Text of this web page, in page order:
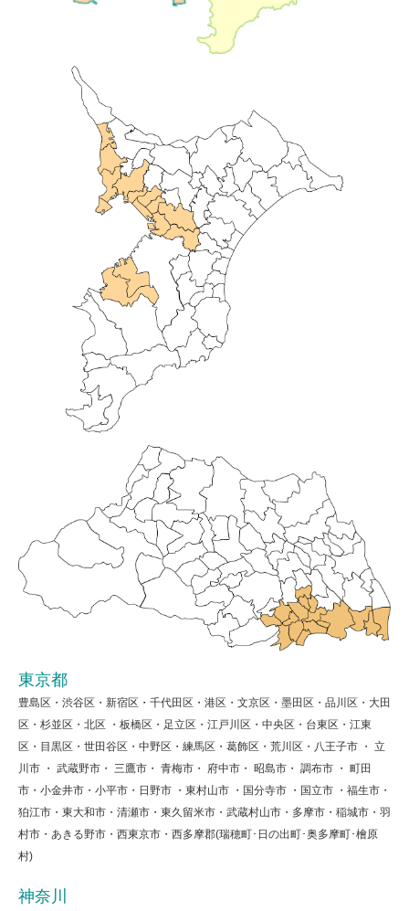
東京都
豊島区・渋谷区・新宿区・千代田区・港区・文京区・墨田区・品川区・大田
区・杉並区・北区 ・板橋区・足立区・江戸川区・中央区・台東区・江東
区・目黒区・世田谷区・中野区・練馬区・葛飾区・荒川区・八王子市 ・ 立
川市 ・ 武蔵野市・ 三鷹市・ 青梅市・ 府中市・ 昭島市・ 調布市 ・ 町田
市・小金井市・小平市・日野市 ・東村山市 ・国分寺市 ・国立市 ・福生市・
狛江市・東大和市・清瀬市・東久留米市・武蔵村山市・多摩市・稲城市・羽
村市・あきる野市・西東京市・西多摩郡(瑞穂町･日の出町･奥多摩町･檜原
村)
神奈川